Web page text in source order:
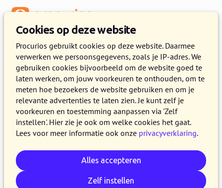
Cookies op deze website
Procurios gebruikt cookies op deze website. Daarmee
verwerken we persoonsgegevens, zoals je IP-adres. We
gebruiken cookies bijvoorbeeld om de website goed te
laten werken, om jouw voorkeuren te onthouden, om te
meten hoe bezoekers de website gebruiken en om je
relevante advertenties te laten zien. Je kunt zelf je
voorkeuren en toestemming aanpassen via 'Zelf
instellen'. Hier zie je ook om welke cookies het gaat.
Lees voor meer informatie ook onze privacyverklaring.
Alles accepteren
Zelf instellen
Release 2023.07
26 JUNI 2023 5 MINUTEN LEZEN
In de loop van dinsdag 27 juni 2023 maken alle
klanten op de productieversie van het Procurios
Platform gebruik van release 2023.07. In dit
blog lees je wat nieuw is en wat is verbeterd.
Kijk voor meer informatie over de verschillende
versies van het platform op derelease
pagina
schrijf je in voor één van de Procurios
Club Meets